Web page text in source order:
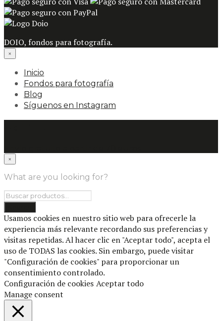
DOIO, fondos para fotografía.
×
Inicio
Fondos para fotografía
Blog
Síguenos en Instagram
×
What are you looking for?
Usamos cookies en nuestro sitio web para ofrecerle la
experiencia más relevante recordando sus preferencias y
visitas repetidas. Al hacer clic en "Aceptar todo", acepta el
uso de TODAS las cookies. Sin embargo, puede visitar
"Configuración de cookies" para proporcionar un
consentimiento controlado.
Configuración de cookies Aceptar todo
Manage consent